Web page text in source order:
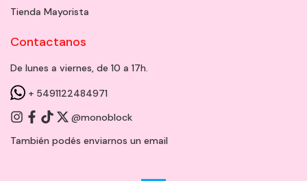
Tienda Mayorista
Contactanos
De lunes a viernes, de 10 a 17h.
+ 5491122484971
@monoblock
También podés enviarnos un email